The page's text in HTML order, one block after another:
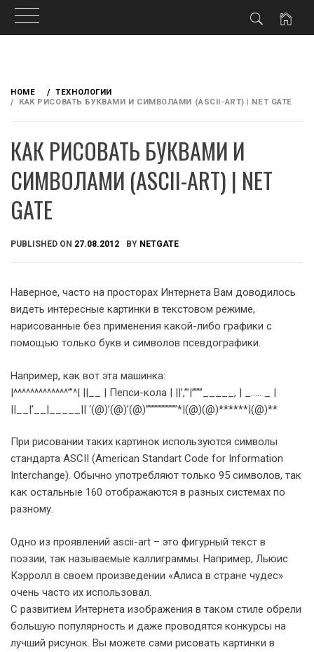
content
HOME
ТЕХНОЛОГИИ
КАК РИСОВАТЬ БУКВАМИ И СИМВОЛАМИ (ASCII-ART) | NET GATE
КАК РИСОВАТЬ БУКВАМИ И
СИМВОЛАМИ (ASCII-ART) | NET
GATE
PUBLISHED ON 27.08.2012 BY NETGATE
Наверное, часто на просторах Интернета Вам доводилось
видеть интересные картинки в текстовом режиме,
нарисованные без применения какой-либо графики с
помощью только букв и символов псевдографики.
Например, как вот эта машинка:
|^^^^^^^^^^^^^”’^| ||__ | Пепси-кола | ||’,”’|”””’_____, | _….. _ |
||__|’__|_____|| ‘(@)’(@)’(@)”””””””””””*|(@)(@)******|(@)**
При рисовании таких картинок используются символы
стандарта ASCII (American Standart Code for Information
Interchange). Обычно употребляют только 95 символов, так
как остальные 160 отображаются в разных системах по
разному.
Одно из проявлений ascii-art – это фигурный текст в
поэзии, так называемые каллиграммы. Например, Льюис
Кэрролл в своем произведении «Алиса в стране чудес»
очень часто их использовал.
С развитием Интернета изображения в таком стиле обрели
большую популярность и даже проводятся конкурсы на
лучший рисунок. Вы можете сами рисовать картинки в